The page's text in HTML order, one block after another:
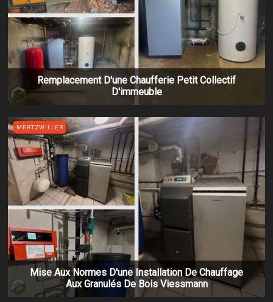
Remplacement D'une Chaufferie Petit Collectif
D'immeuble
Mise Aux Normes D'une Installation De Chauffage
Aux Granulés De Bois Viessmann
MERTZWILLER